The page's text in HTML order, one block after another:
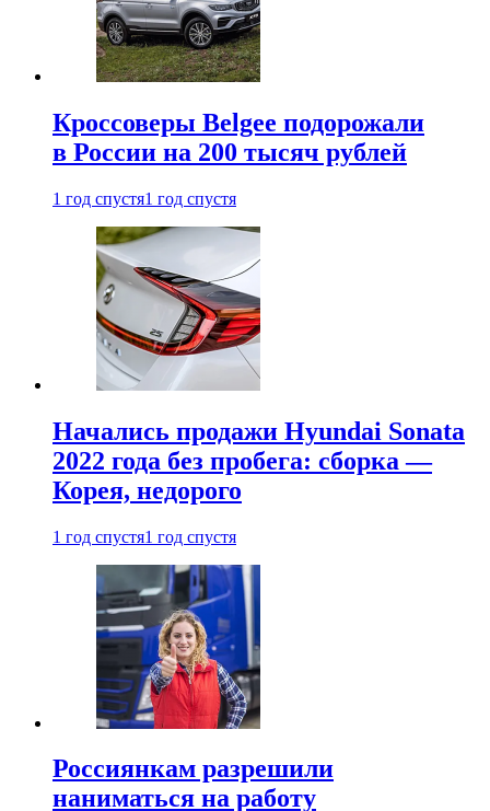
Кроссоверы Belgee подорожали
в России на 200 тысяч рублей
1 год спустя1 год спустя
Начались продажи Hyundai Sonata
2022 года без пробега: сборка —
Корея, недорого
1 год спустя1 год спустя
Россиянкам разрешили
наниматься на работу